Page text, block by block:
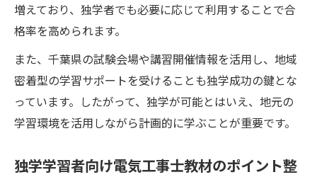
増えており、独学者でも必要に応じて利用することで合
格率を高められます。
また、千葉県の試験会場や講習開催情報を活用し、地域
密着型の学習サポートを受けることも独学成功の鍵とな
っています。したがって、独学が可能とはいえ、地元の
学習環境を活用しながら計画的に学ぶことが重要です。
独学学習者向け電気工事士教材のポイント整